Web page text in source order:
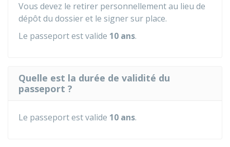
Vous devez le retirer personnellement au lieu de
dépôt du dossier et le signer sur place.
Le passeport est valide 10 ans.
Quelle est la durée de validité du
passeport ?
Le passeport est valide 10 ans.